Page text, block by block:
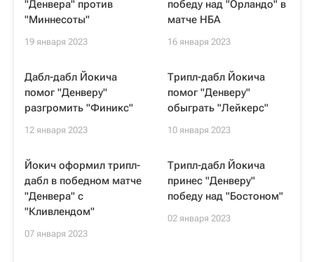
"Денвера" против
"Миннесоты"
19 января 2023
победу над "Орландо" в
матче НБА
16 января 2023
Дабл-дабл Йокича
помог "Денверу"
разгромить "Финикс"
12 января 2023
Трипл-дабл Йокича
помог "Денверу"
обыграть "Лейкерс"
10 января 2023
Йокич оформил трипл-
дабл в победном матче
"Денвера" с
"Кливлендом"
07 января 2023
Трипл-дабл Йокича
принес "Денверу"
победу над "Бостоном"
02 января 2023